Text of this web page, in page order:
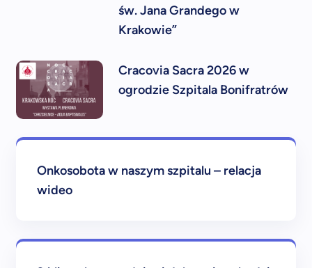
św. Jana Grandego w
Krakowie”
Cracovia Sacra 2026 w
ogrodzie Szpitala Bonifratrów
Onkosobota w naszym szpitalu – relacja
wideo